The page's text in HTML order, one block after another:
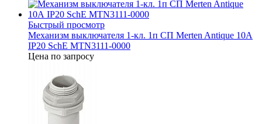
Быстрый просмотр
Механизм выключателя 1-кл. 1п СП Merten Antique 10А
IP20 SchE MTN3111-0000
Цена по запросу